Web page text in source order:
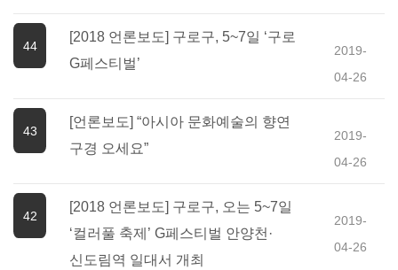
44
[2018 언론보도] 구로구, 5~7일 ‘구로
G페스티벌’
2019-
04-26
43
[언론보도] “아시아 문화예술의 향연
구경 오세요”
2019-
04-26
42
[2018 언론보도] 구로구, 오는 5~7일
‘컬러풀 축제’ G페스티벌 안양천·
신도림역 일대서 개최
2019-
04-26